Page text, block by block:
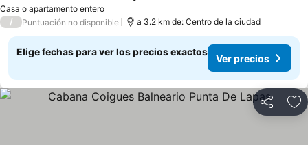
Casa o apartamento entero
/ Puntuación no disponible a 3.2 km de: Centro de la ciudad
Elige fechas para ver los precios exactos
Ver precios
Compartir